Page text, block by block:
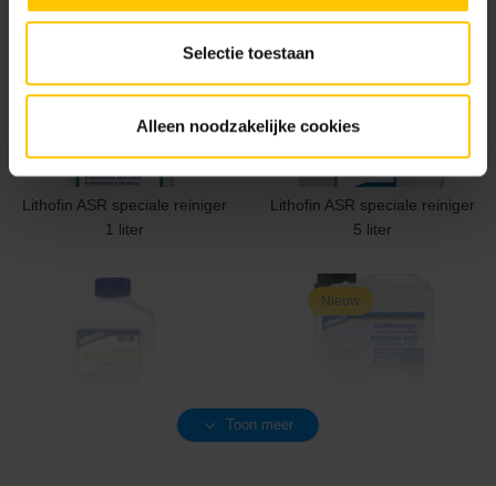
Selectie toestaan
Alleen noodzakelijke cookies
Lithofin ASR speciale reiniger
1 liter
Lithofin ASR speciale reiniger
5 liter
Lithofin Abra-CLEAN
Nieuw
Lithofin Actiefreiniger 2,5 liter
Toon meer